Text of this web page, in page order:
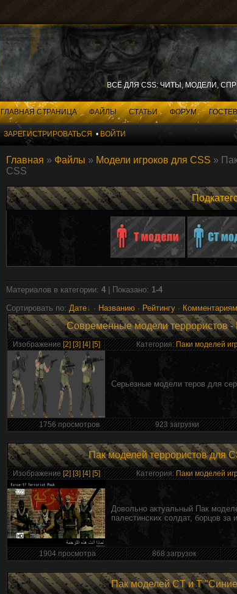
ВСЁ ДЛЯ CSS: ЧИТЫ, МОДЕЛИ,
ГЛАВНАЯ СТРАНИЦА ФАЙЛЫ СТАТЬИ ФОРУМ
ЗАРЕГИСТРИРОВАТЬСЯ • ВОЙТИ
Главная » Файлы » Модели игроков для CSS »
CSS
Материалов в категории: 4 | Показано: 1-4
Сортировать по: Дате · Названию · Рейтингу · Комментариям
Современные модели террористов -
Изображение[2] [3] [4] [5] Категория:Паки моделей
Серьезные модели теров для
1756 просмотров 923 загрузки
Пак моделей террористов для
Изображение[2] [3] [4] [5] Категория:Паки моделей
Довольно актуальный Пак
палестинских солдат, борцов за
1904 просмотра 868 загрузок
Пак моделей CT и T